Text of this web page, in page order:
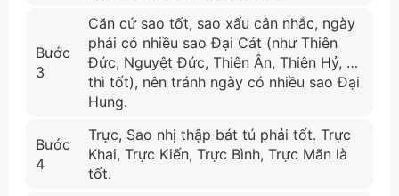
Bước
3
Căn cứ sao tốt, sao xấu cân nhắc, ngày
phải có nhiều sao Đại Cát (như Thiên
Đức, Nguyệt Đức, Thiên Ân, Thiên Hỷ, …
thì tốt), nên tránh ngày có nhiều sao Đại
Hung.
Bước
4
Trực, Sao nhị thập bát tú phải tốt. Trực
Khai, Trực Kiến, Trực Bình, Trực Mãn là
tốt.